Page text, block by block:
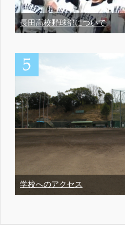
長田高校野球部について
学校へのアクセス